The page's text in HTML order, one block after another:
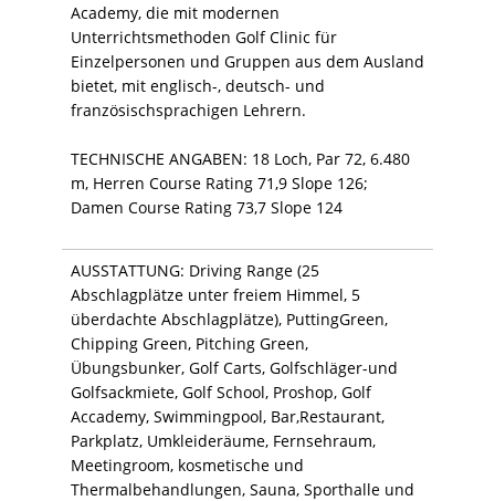
Academy, die mit modernen
Unterrichtsmethoden Golf Clinic für
Einzelpersonen und Gruppen aus dem Ausland
bietet, mit englisch-, deutsch- und
französischsprachigen Lehrern.
TECHNISCHE ANGABEN: 18 Loch, Par 72, 6.480
m, Herren Course Rating 71,9 Slope 126;
Damen Course Rating 73,7 Slope 124
AUSSTATTUNG: Driving Range (25
Abschlagplätze unter freiem Himmel, 5
überdachte Abschlagplätze), PuttingGreen,
Chipping Green, Pitching Green,
Übungsbunker, Golf Carts, Golfschläger-und
Golfsackmiete, Golf School, Proshop, Golf
Accademy, Swimmingpool, Bar,Restaurant,
Parkplatz, Umkleideräume, Fernsehraum,
Meetingroom, kosmetische und
Thermalbehandlungen, Sauna, Sporthalle und